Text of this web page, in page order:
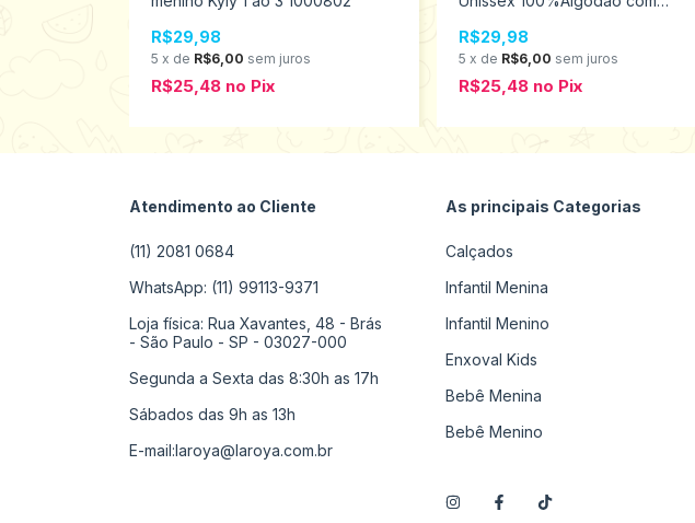
R$29,98
5 x de R$6,00 sem juros
R$25,48 no Pix
206288/206293
R$29,98
5 x de R$6,00 sem juros
R$25,48 no Pix
Atendimento ao Cliente
(11) 2081 0684
WhatsApp: (11) 99113-9371
Loja física: Rua Xavantes, 48 - Brás
- São Paulo - SP - 03027-000
Segunda a Sexta das 8:30h as 17h
Sábados das 9h as 13h
E-mail:laroya@laroya.com.br
As principais Categorias
Calçados
Infantil Menina
Infantil Menino
Enxoval Kids
Bebê Menina
Bebê Menino